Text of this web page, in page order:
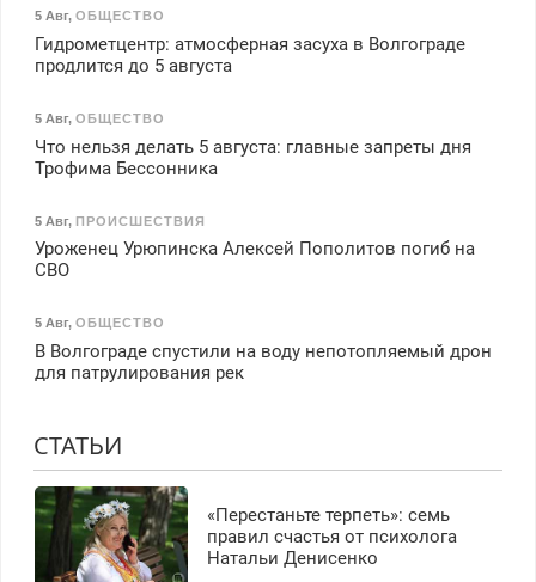
5 Авг, ОБЩЕСТВО
Гидрометцентр: атмосферная засуха в Волгограде
продлится до 5 августа
5 Авг, ОБЩЕСТВО
Что нельзя делать 5 августа: главные запреты дня
Трофима Бессонника
5 Авг, ПРОИСШЕСТВИЯ
Уроженец Урюпинска Алексей Пополитов погиб на
СВО
5 Авг, ОБЩЕСТВО
В Волгограде спустили на воду непотопляемый дрон
для патрулирования рек
СТАТЬИ
«Перестаньте терпеть»: семь
правил счастья от психолога
Натальи Денисенко